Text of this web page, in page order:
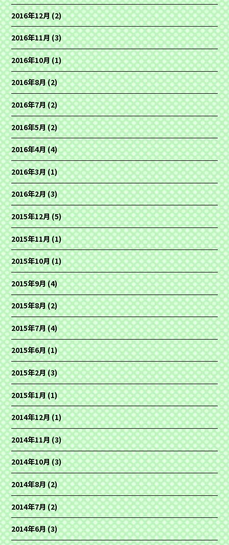
2016年12月(2)
2016年11月(3)
2016年10月(1)
2016年8月(2)
2016年7月(2)
2016年5月(2)
2016年4月(4)
2016年3月(1)
2016年2月(3)
2015年12月(5)
2015年11月(1)
2015年10月(1)
2015年9月(4)
2015年8月(2)
2015年7月(4)
2015年6月(1)
2015年2月(3)
2015年1月(1)
2014年12月(1)
2014年11月(3)
2014年10月(3)
2014年8月(2)
2014年7月(2)
2014年6月(3)